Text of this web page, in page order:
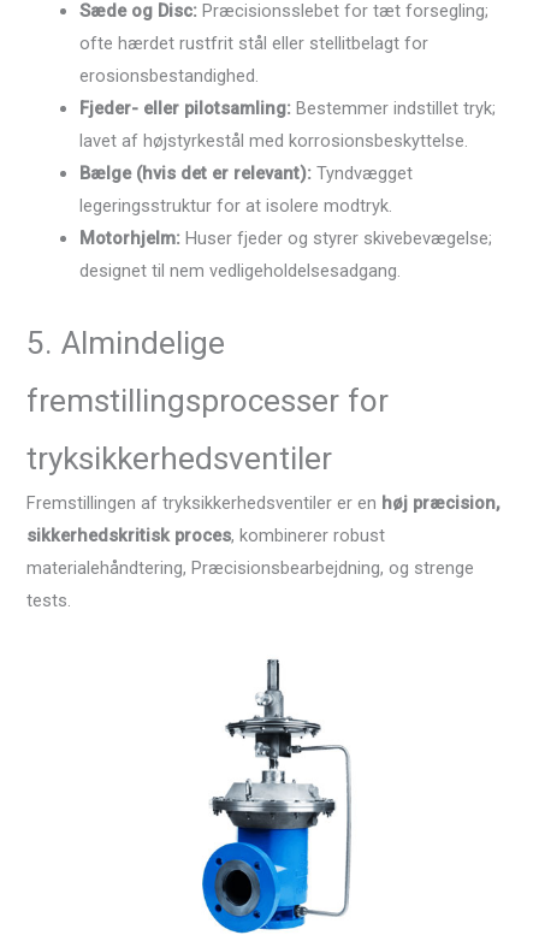
Sæde og Disc: Præcisionsslebet for tæt forsegling;
ofte hærdet rustfrit stål eller stellitbelagt for
erosionsbestandighed.
Fjeder- eller pilotsamling: Bestemmer indstillet tryk;
lavet af højstyrkestål med korrosionsbeskyttelse.
Bælge (hvis det er relevant): Tyndvægget
legeringsstruktur for at isolere modtryk.
Motorhjelm: Huser fjeder og styrer skivebevægelse;
designet til nem vedligeholdelsesadgang.
5. Almindelige
fremstillingsprocesser for
tryksikkerhedsventiler
Fremstillingen af ​​tryksikkerhedsventiler er en høj præcision,
sikkerhedskritisk proces, kombinerer robust
materialehåndtering, Præcisionsbearbejdning, og strenge
tests.